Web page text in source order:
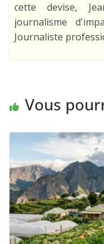
cette devise,
journalisme
Journaliste
Vous